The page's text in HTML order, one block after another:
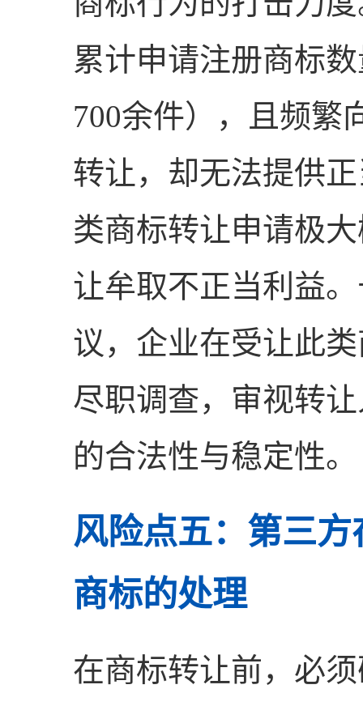
累计申请注册商标
700余件），且频繁
转让，却无法提供
类商标转让申请极
让牟取不正当利益
议，企业在受让此
尽职调查，审视转
的合法性与稳定性。
风险点五：第三
商标的处理
在商标转让前，必